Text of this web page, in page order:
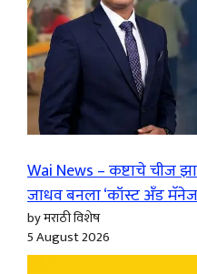
Wai News – कष्टाचे चीज
जाधव बनला ‘कॉस्ट अँड
by मराठी विशेष
5 August 2026